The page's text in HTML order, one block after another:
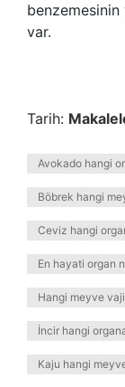
benzemesinin
var.
Tarih:
Avokado hangi
Böbrek hangi
Ceviz hangi
En hayati organ
Hangi meyve
İncir hangi
Kaju hangi